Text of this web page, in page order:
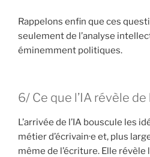
Rappelons enfin que ces
seulement de l’analyse
éminemment politiques.
6/ Ce que l’IA révèle de
L’arrivée de l’IA bouscule les
métier d’écrivain·e et, plus
même de l’écriture. Elle